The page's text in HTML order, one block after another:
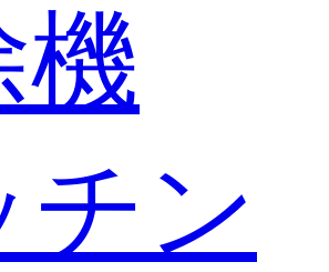
機
チン